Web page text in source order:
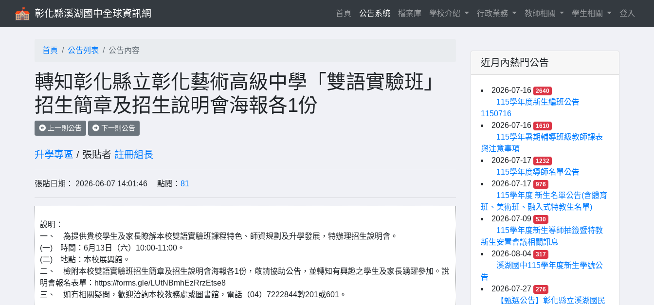
彰化縣溪湖國中全球資訊網 首頁 (current)
公告系統 檔案庫 學校介紹 行政業務 教師相關 學生相關 登入
首頁 公告列表 公告內容
轉知彰化縣立彰化藝術高級中學「雙語實驗班」
招生簡章及招生說明會海報各1份
上一則公告 下一則公告
升學專區 / 張貼者 註冊組長
張貼日期： 2026-06-07 14:01:46 點閱： 81
說明：
一、 為提供貴校學生及家長瞭解本校雙語實驗班課程特色、師資規劃及升學發展，特辦理招生說明會。
(一) 時間：6月13日（六）10:00-11:00。
(二) 地點：本校展翼館。
二、 檢附本校雙語實驗班招生簡章及招生說明會海報各1份，敬請協助公告，並轉知有興趣之學生及家長踴躍參加。說
明會報名表單：https://forms.gle/LUtNBmhEzRrzEtse8
三、 如有相關疑問，歡迎洽詢本校教務處或圖書館，電話（04）7222844轉201或601。
近月內熱門公告
2026-07-16 2640
115學年度新生編班公告
1150716
2026-07-16
1610
115學年暑期輔導班級教師課表
與注意事項
2026-07-17
1232
115學年度導師名單公告
2026-07-17
976
115學年度 新生名單公告(含體育
班、美術班、融入式特教生名單)
2026-07-09
530
115學年度新生導師抽籤暨特教
新生安置會議相關訊息
2026-08-04
317
溪湖國中115學年度新生學號公
告
2026-07-27
276
【甄選公告】彰化縣立溪湖國民